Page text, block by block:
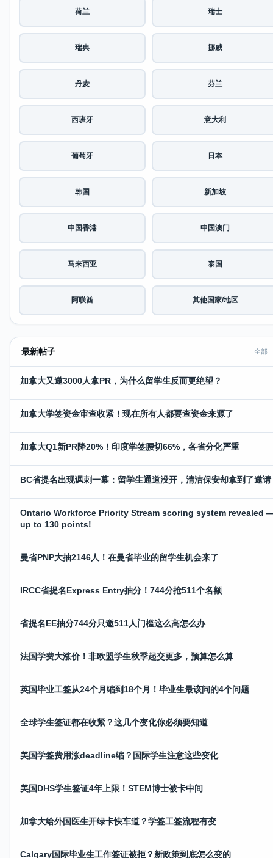
荷兰 瑞士
瑞典 挪威
丹麦 芬兰
西班牙 意大利
葡萄牙 日本
韩国 新加坡
中国香港 中国澳门
马来西亚 泰国
阿联酋 其他国家/地区
最新帖子 全部
加拿大又邀3000人拿PR，为什么留学生反而更绝望？
加拿大学签资金审查收紧！现在所有人都要查资金来源了
加拿大Q1新PR降20%！印度学签腰切66%，各省分化严重
BC省提名出现讽刺一幕：留学生通道没开，清洁保安却拿到了邀请
Ontario Workforce Priority Stream scoring system revealed
up to 130 points!
曼省PNP大抽2146人！在曼省毕业的留学生机会来了
IRCC省提名Express Entry抽分！744分抢511个名额
省提名EE抽分744分只邀511人门槛这么高怎么办
法国学费大涨价！非欧盟学生秋季起交更多，预算怎么算
英国毕业工签从24个月缩到18个月！毕业生最该问的4个问题
全球学生签证都在收紧？这几个变化你必须要知道
美国学签费用涨deadline缩？国际学生注意这些变化
美国DHS学生签证4年上限！STEM博士被卡中间
加拿大给外国医生开绿卡快车道？学签工签流程有变
Calgary国际毕业生工作签证被拒？新政策到底怎么变的